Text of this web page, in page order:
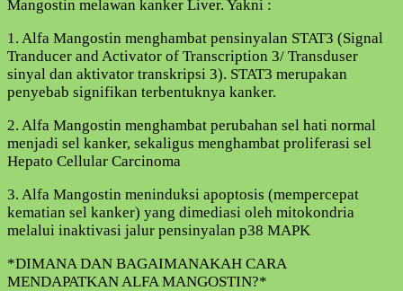
Mangostin melawan kanker Liver. Yakni :
1. Alfa Mangostin menghambat pensinyalan STAT3 (Signal
Tranducer and Activator of Transcription 3/ Transduser
sinyal dan aktivator transkripsi 3). STAT3 merupakan
penyebab signifikan terbentuknya kanker.
2. Alfa Mangostin menghambat perubahan sel hati normal
menjadi sel kanker, sekaligus menghambat proliferasi sel
Hepato Cellular Carcinoma
3. Alfa Mangostin meninduksi apoptosis (mempercepat
kematian sel kanker) yang dimediasi oleh mitokondria
melalui inaktivasi jalur pensinyalan p38 MAPK
*DIMANA DAN BAGAIMANAKAH CARA
MENDAPATKAN ALFA MANGOSTIN?*